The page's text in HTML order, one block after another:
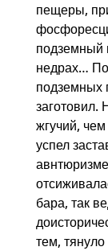
пещеры,
подземный
недрах…
подземных
заготовил.
жгучий,
успел
бара, так
тем,